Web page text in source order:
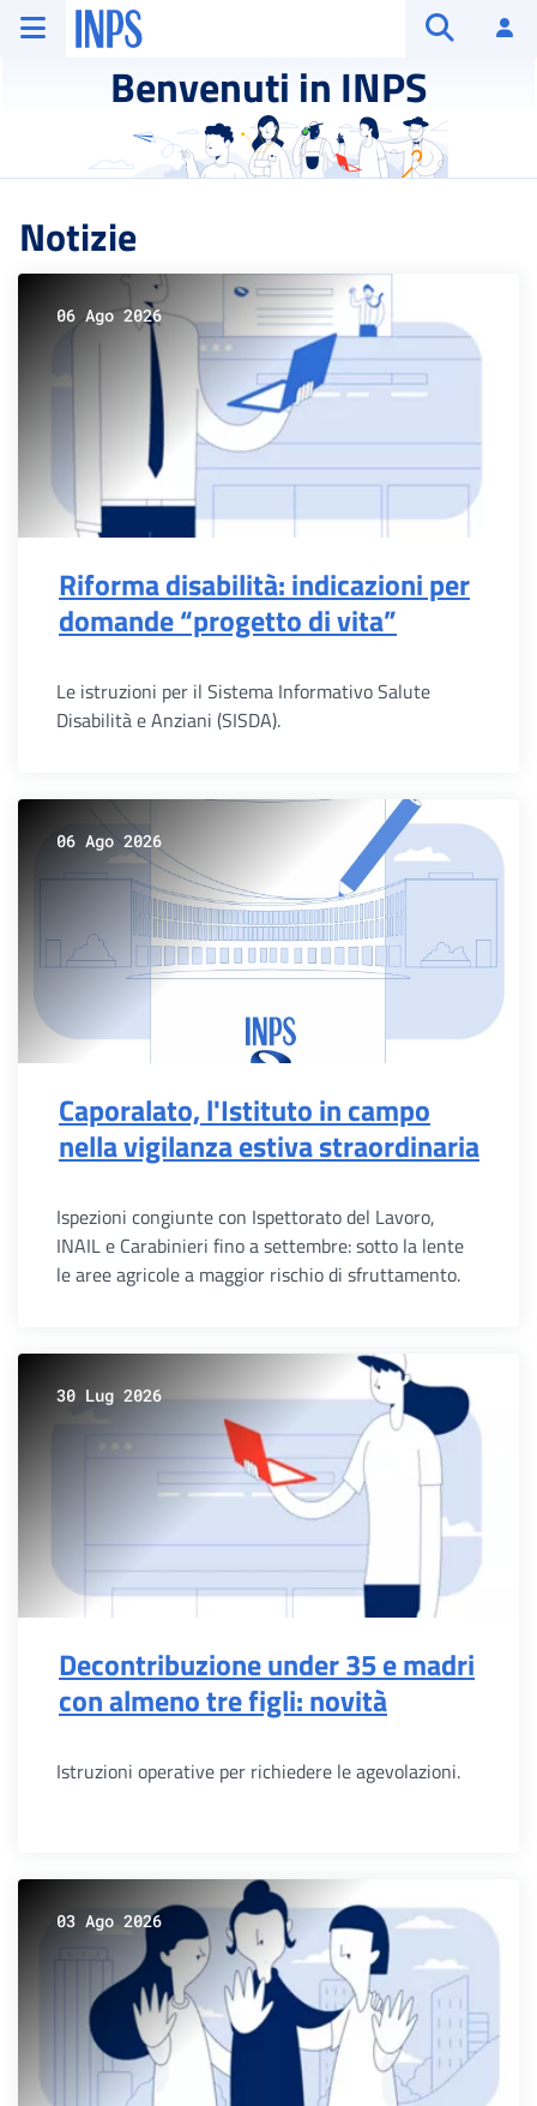
Vai al menu principale
Vai al contenuto principale
Vai al pie' di pagina
INPS ()
Benvenuti in INPS
Notizie
06 Ago 2026
Riforma disabilità: indicazioni per
domande “progetto di vita”
Le istruzioni per il Sistema Informativo Salute
Disabilità e Anziani (SISDA).
06 Ago 2026
Caporalato, l'Istituto in campo
nella vigilanza estiva straordinaria
Ispezioni congiunte con Ispettorato del Lavoro,
INAIL e Carabinieri fino a settembre: sotto la lente
le aree agricole a maggior rischio di sfruttamento.
30 Lug 2026
Decontribuzione under 35 e madri
con almeno tre figli: novità
Istruzioni operative per richiedere le agevolazioni.
03 Ago 2026